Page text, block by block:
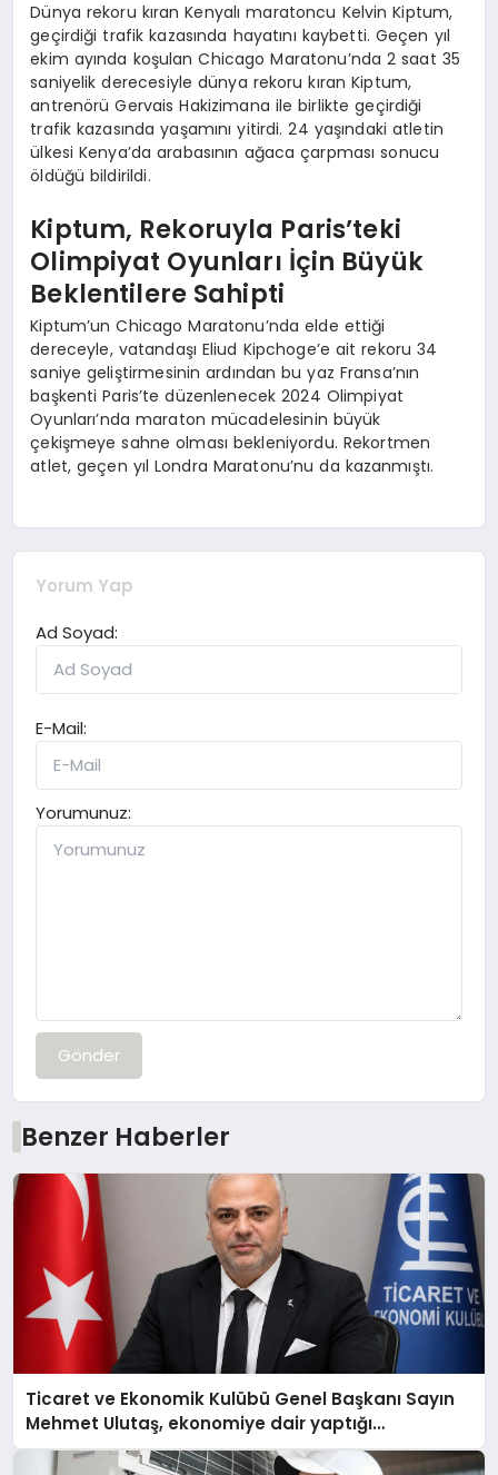
Dünya rekoru kıran Kenyalı maratoncu Kelvin Kiptum,
geçirdiği trafik kazasında hayatını kaybetti. Geçen yıl
ekim ayında koşulan Chicago Maratonu’nda 2 saat 35
saniyelik derecesiyle dünya rekoru kıran Kiptum,
antrenörü Gervais Hakizimana ile birlikte geçirdiği
trafik kazasında yaşamını yitirdi. 24 yaşındaki atletin
ülkesi Kenya’da arabasının ağaca çarpması sonucu
öldüğü bildirildi.
Kiptum, Rekoruyla Paris’teki
Olimpiyat Oyunları İçin Büyük
Beklentilere Sahipti
Kiptum’un Chicago Maratonu’nda elde ettiği
dereceyle, vatandaşı Eliud Kipchoge’e ait rekoru 34
saniye geliştirmesinin ardından bu yaz Fransa’nın
başkenti Paris’te düzenlenecek 2024 Olimpiyat
Oyunları’nda maraton mücadelesinin büyük
çekişmeye sahne olması bekleniyordu. Rekortmen
atlet, geçen yıl Londra Maratonu’nu da kazanmıştı.
Yorum Yap
Ad Soyad:
E-Mail:
Yorumunuz:
Gönder
Benzer Haberler
Ticaret ve Ekonomik Kulübü Genel Başkanı Sayın
Mehmet Ulutaş, ekonomiye dair yaptığı
açıklamada şunları kaydetti: